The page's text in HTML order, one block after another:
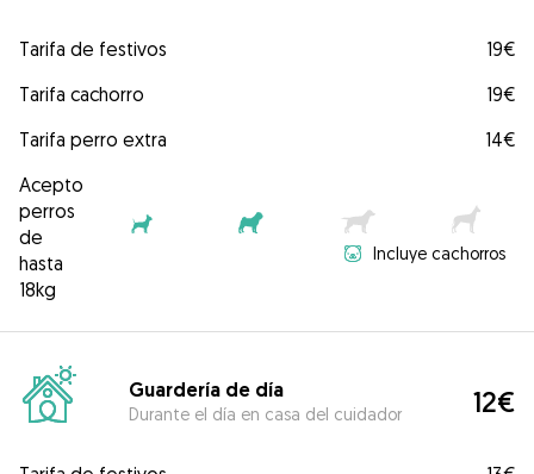
Tarifa de festivos
19€
Tarifa cachorro
19€
Tarifa perro extra
14€
Acepto
perros
de
hasta
18kg
Incluye cachorros
Guardería de día
Durante el día en casa del cuidador 12€